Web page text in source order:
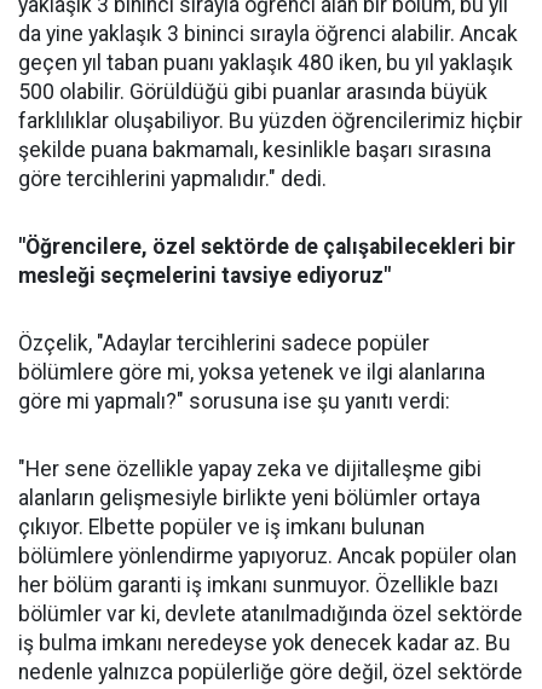
da yine yaklaşık 3 bininci sırayla öğrenci alabilir. Ancak
geçen yıl taban puanı yaklaşık 480 iken, bu yıl yaklaşık
500 olabilir. Görüldüğü gibi puanlar arasında büyük
farklılıklar oluşabiliyor. Bu yüzden öğrencilerimiz hiçbir
şekilde puana bakmamalı, kesinlikle başarı sırasına
göre tercihlerini yapmalıdır." dedi.
"Öğrencilere, özel sektörde de çalışabilecekleri bir
mesleği seçmelerini tavsiye ediyoruz"
Özçelik, "Adaylar tercihlerini sadece popüler
bölümlere göre mi, yoksa yetenek ve ilgi alanlarına
göre mi yapmalı?" sorusuna ise şu yanıtı verdi:
"Her sene özellikle yapay zeka ve dijitalleşme gibi
alanların gelişmesiyle birlikte yeni bölümler ortaya
çıkıyor. Elbette popüler ve iş imkanı bulunan
bölümlere yönlendirme yapıyoruz. Ancak popüler olan
her bölüm garanti iş imkanı sunmuyor. Özellikle bazı
bölümler var ki, devlete atanılmadığında özel sektörde
iş bulma imkanı neredeyse yok denecek kadar az. Bu
nedenle yalnızca popülerliğe göre değil, özel sektörde